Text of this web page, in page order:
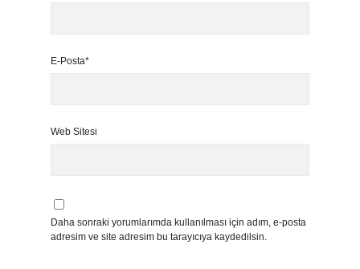
E-Posta*
Web Sitesi
Daha sonraki yorumlarımda kullanılması için adım, e-posta
adresim ve site adresim bu tarayıcıya kaydedilsin.